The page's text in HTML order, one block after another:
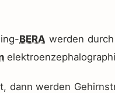
BERA werden
dann werden